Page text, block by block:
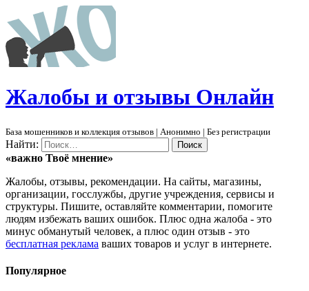
Жалобы и отзывы Онлайн
База мошенников и коллекция отзывов | Анонимно | Без регистрации
Найти:
«важно Твоё мнение»
Жалобы, отзывы, рекомендации. На сайты, магазины,
организации, госслужбы, другие учреждения, сервисы и
структуры. Пишите, оставляйте комментарии, помогите
людям избежать ваших ошибок. Плюс одна жалоба - это
минус обманутый человек, а плюс один отзыв - это
бесплатная реклама ваших товаров и услуг в интернете.
Популярное